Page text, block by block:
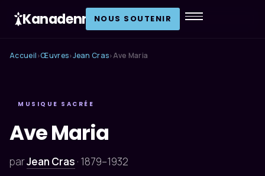
Kanadenn NOUS SOUTENIR
Accueil ›Œuvres›Jean Cras›Ave Maria
MUSIQUE SACRÉE
Ave Maria
parJean Cras · 1879–1932